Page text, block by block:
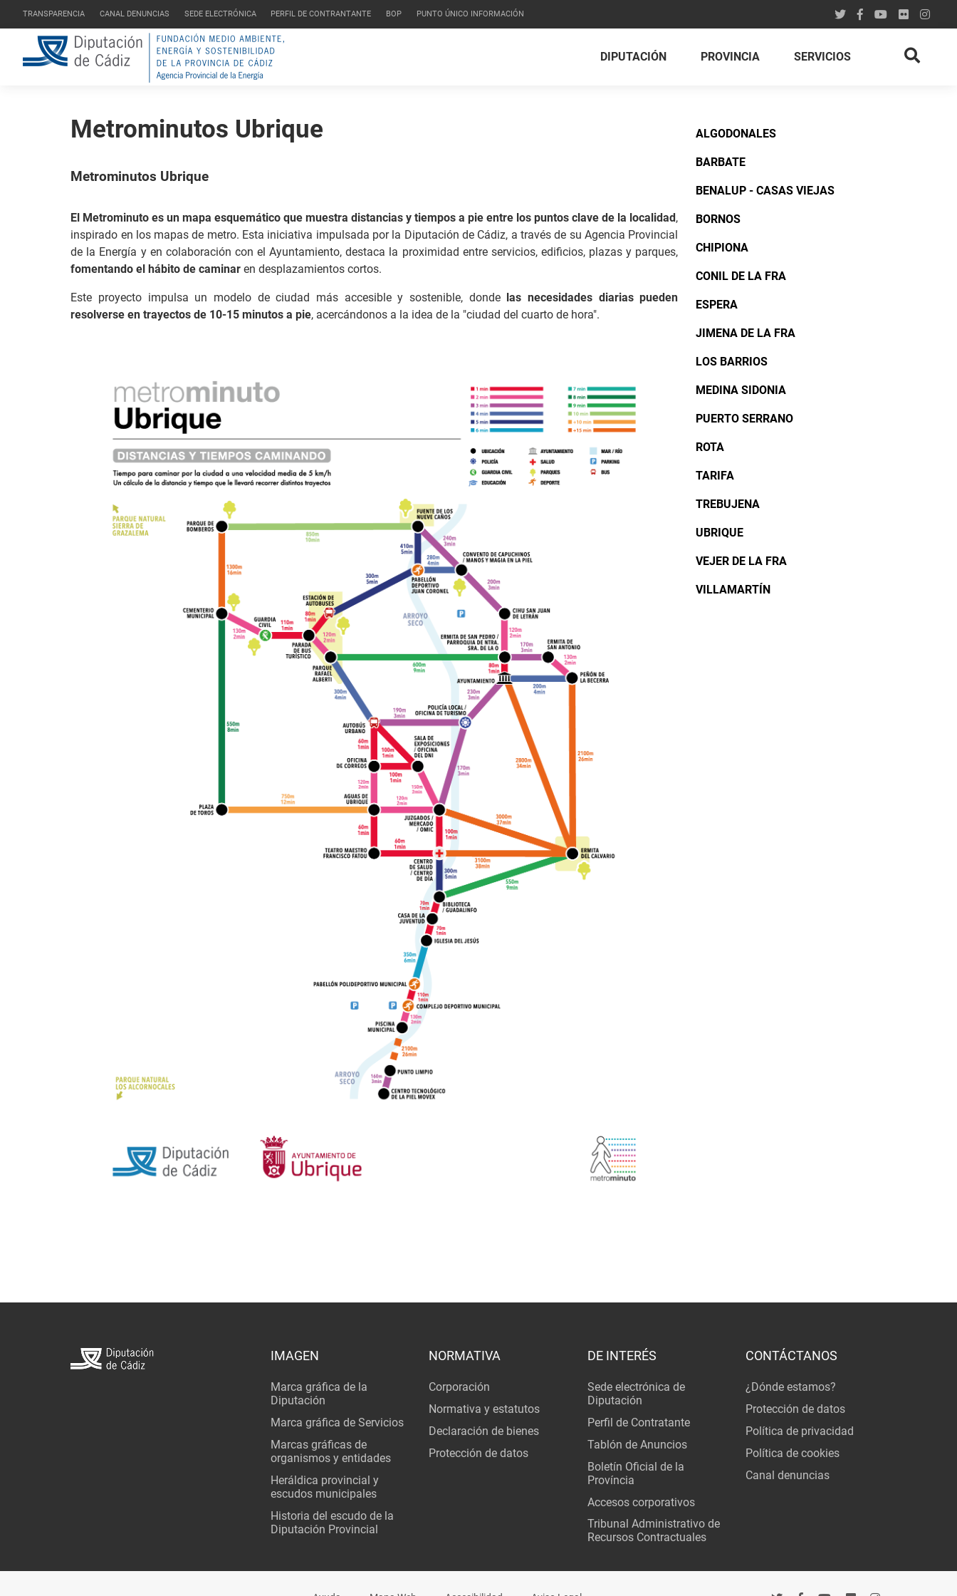
TRANSPARENCIA CANAL DENUNCIAS SEDE ELECTRÓNICA PERFIL DE CONTRANTANTE BOP PUNTO ÚNICO INFORMACIÓN
DIPUTACIÓN PROVINCIA SERVICIOS
Metrominutos Ubrique
Metrominutos Ubrique
El Metrominuto es un mapa esquemático que muestra distancias y tiempos a pie entre los puntos clave de la localidad,
inspirado en los mapas de metro. Esta iniciativa impulsada por la Diputación de Cádiz, a través de su Agencia Provincial
de la Energía y en colaboración con el Ayuntamiento, destaca la proximidad entre servicios, edificios, plazas y parques,
fomentando el hábito de caminar en desplazamientos cortos.
Este proyecto impulsa un modelo de ciudad más accesible y sostenible, dondelas necesidades diarias pueden
resolverse en trayectos de 10-15 minutos a pie, acercándonos a la idea de la "ciudad del cuarto de hora".
ALGODONALES
BARBATE
BENALUP - CASAS VIEJAS
BORNOS
CHIPIONA
CONIL DE LA FRA
ESPERA
JIMENA DE LA FRA
LOS BARRIOS
MEDINA SIDONIA
PUERTO SERRANO
ROTA
TARIFA
TREBUJENA
UBRIQUE
VEJER DE LA FRA
VILLAMARTÍN
IMAGEN
Marca gráfica de la
Diputación
Marca gráfica de Servicios
Marcas gráficas de
organismos y entidades
Heráldica provincial y
escudos municipales
Historia del escudo de la
Diputación Provincial
NORMATIVA
Corporación
Normativa y estatutos
Declaración de bienes
Protección de datos
DE INTERÉS
Sede electrónica de
Diputación
Perfil de Contratante
Tablón de Anuncios
Boletín Oficial de la
Província
Accesos corporativos
Tribunal Administrativo de
Recursos Contractuales
CONTÁCTANOS
¿Dónde estamos?
Protección de datos
Política de privacidad
Política de cookies
Canal denuncias